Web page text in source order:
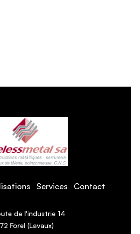
Services Contact
de l'industrie 14
Forel (Lavaux)